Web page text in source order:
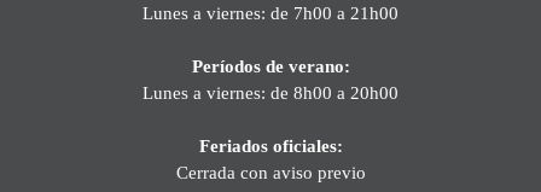
Lunes a viernes: de 7h00 a 21h00
Períodos de verano:
Lunes a viernes: de 8h00 a 20h00
Feriados oficiales:
Cerrada con aviso previo